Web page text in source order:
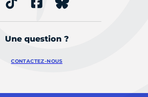
Une question ?
CONTACTEZ-NOUS